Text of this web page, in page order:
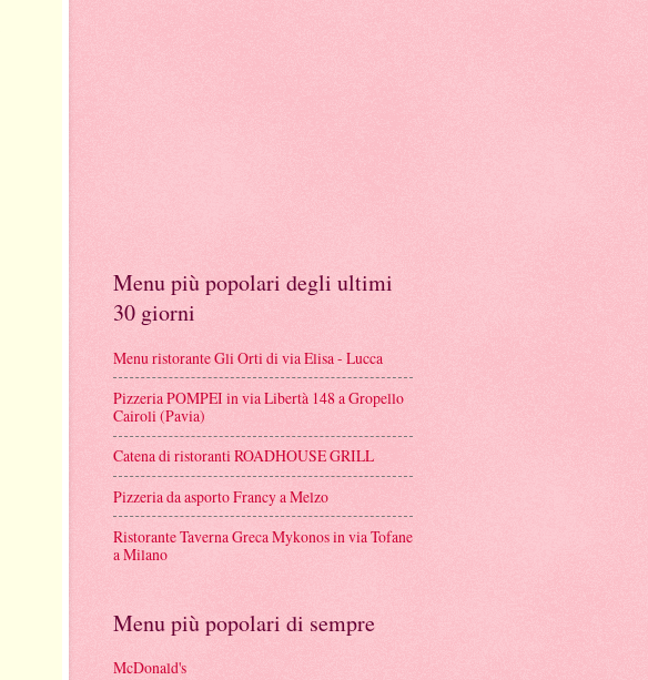
Menu più popolari degli ultimi
30 giorni
Menu ristorante Gli Orti di via Elisa - Lucca
Pizzeria POMPEI in via Libertà 148 a Gropello
Cairoli (Pavia)
Catena di ristoranti ROADHOUSE GRILL
Pizzeria da asporto Francy a Melzo
Ristorante Taverna Greca Mykonos in via Tofane
a Milano
Menu più popolari di sempre
McDonald's